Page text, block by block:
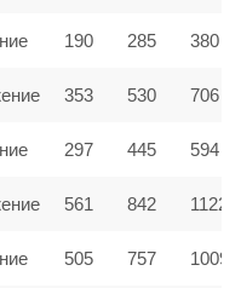
190 285 380
353 530 706
297 445 594
561 842 1122
505 757 1009